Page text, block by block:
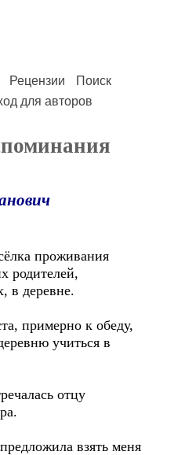
Рецензии
Поиск
для авторов
проживания
родителей,
в деревне.
примерно к обеду,
учиться в
отцу
взять меня